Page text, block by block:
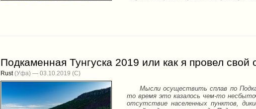
Подкаменная Тунгуска 2019 или как я провел свой
Rust(Уфа) — 03.10.2019
Мысли осуществить сплав по
то время это казалось чем-то
отсутствие населенных пунктов,